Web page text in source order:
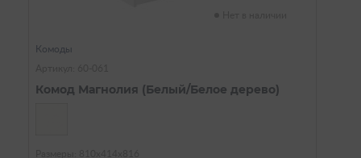
Комоды
Комод Магнолия (Белый/Белое дерево)